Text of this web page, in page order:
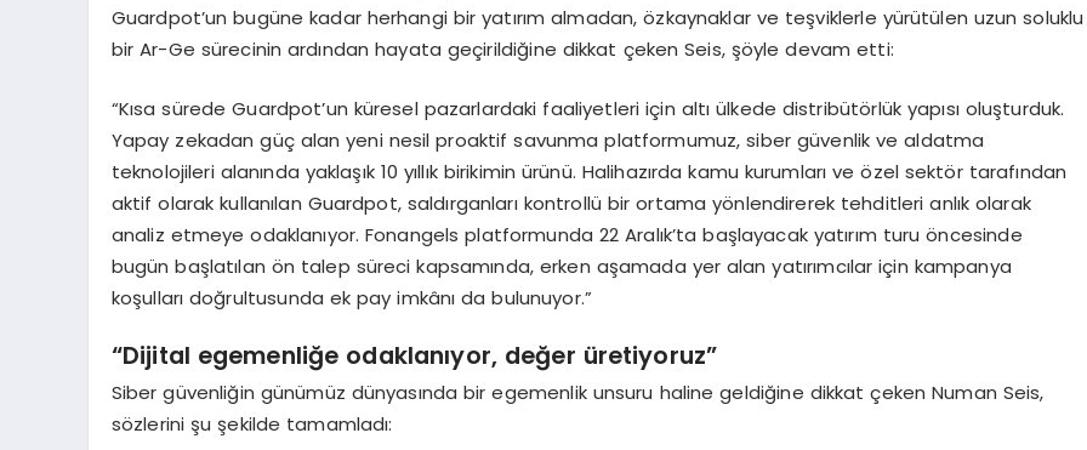
Guardpot’un bugüne kadar herhangi bir yatırım almadan, özkaynaklar ve teşviklerle yürütülen uzun soluklu
bir Ar-Ge sürecinin ardından hayata geçirildiğine dikkat çeken Seis, şöyle devam etti:
“Kısa sürede Guardpot’un küresel pazarlardaki faaliyetleri için altı ülkede distribütörlük yapısı oluşturduk.
Yapay zekadan güç alan yeni nesil proaktif savunma platformumuz, siber güvenlik ve aldatma
teknolojileri alanında yaklaşık 10 yıllık birikimin ürünü. Halihazırda kamu kurumları ve özel sektör tarafından
aktif olarak kullanılan Guardpot, saldırganları kontrollü bir ortama yönlendirerek tehditleri anlık olarak
analiz etmeye odaklanıyor. Fonangels platformunda 22 Aralık’ta başlayacak yatırım turu öncesinde
bugün başlatılan ön talep süreci kapsamında, erken aşamada yer alan yatırımcılar için kampanya
koşulları doğrultusunda ek pay imkânı da bulunuyor.”
“Dijital egemenliğe odaklanıyor, değer üretiyoruz”
Siber güvenliğin günümüz dünyasında bir egemenlik unsuru haline geldiğine dikkat çeken Numan Seis,
sözlerini şu şekilde tamamladı: